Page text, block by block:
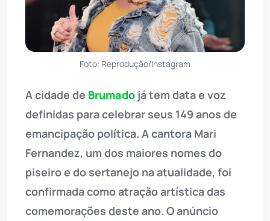
Foto: Reprodução/Instagram
A cidade de Brumado já tem data e voz
definidas para celebrar seus 149 anos de
emancipação política. A cantora Mari
Fernandez, um dos maiores nomes do
piseiro e do sertanejo na atualidade, foi
confirmada como atração artística das
comemorações deste ano. O anúncio